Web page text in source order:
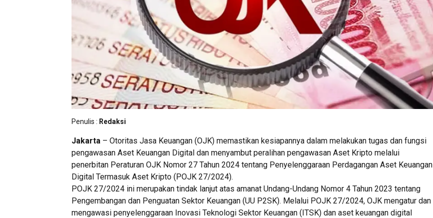
Penulis : Redaksi
Jakarta – Otoritas Jasa Keuangan (OJK) memastikan kesiapannya dalam melakukan tugas dan fungsi
pengawasan Aset Keuangan Digital dan menyambut peralihan pengawasan Aset Kripto melalui
penerbitan Peraturan OJK Nomor 27 Tahun 2024 tentang Penyelenggaraan Perdagangan Aset Keuangan
Digital Termasuk Aset Kripto (POJK 27/2024).
POJK 27/2024 ini merupakan tindak lanjut atas amanat Undang-Undang Nomor 4 Tahun 2023 tentang
Pengembangan dan Penguatan Sektor Keuangan (UU P2SK). Melalui POJK 27/2024, OJK mengatur dan
mengawasi penyelenggaraan Inovasi Teknologi Sektor Keuangan (ITSK) dan aset keuangan digital